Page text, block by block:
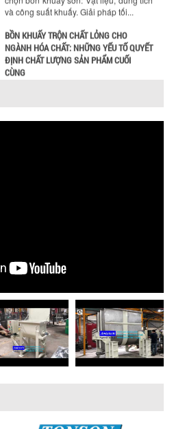
BỒN KHUẤY TRỘN CHẤT LỎNG CHO
NGÀNH HÓA CHẤT: NHỮNG YẾU TỐ QUYẾT
ĐỊNH CHẤT LƯỢNG SẢN PHẨM CUỐI
CÙNG
Khám phá những yếu tố quan trọng
quyết định chất lượng sản phẩm khi sử
ĐÚNG DỤNG CỤ KHUẤY SƠN CHO DÂY
GIÁ RẺ CHO NGÀNH HÓA CHẤT?
Máy nghiền dung môi giá rẻ có thực sự
phù hợp với ngành hóa chất? Bài viết
phân tích ưu, nhược điểm của máy...
5 LỢI ÍCH NỔI BẬT KHI SỬ DỤNG MÁY